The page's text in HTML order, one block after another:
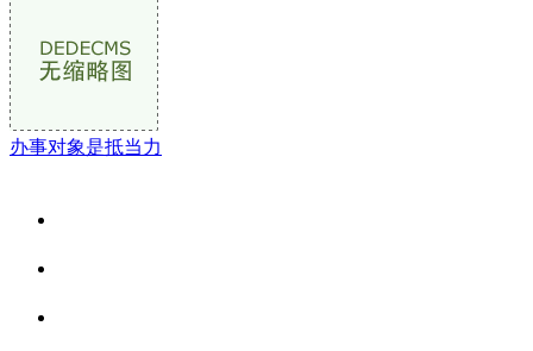
办事对象是抵当力